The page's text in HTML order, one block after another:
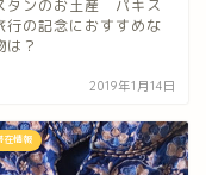
タンのお土産 パキス
行の記念におすすめな
は？
2019年1月14日
在情報